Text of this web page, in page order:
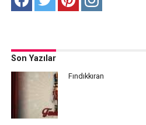
Son Yazılar
Fındıkkıran